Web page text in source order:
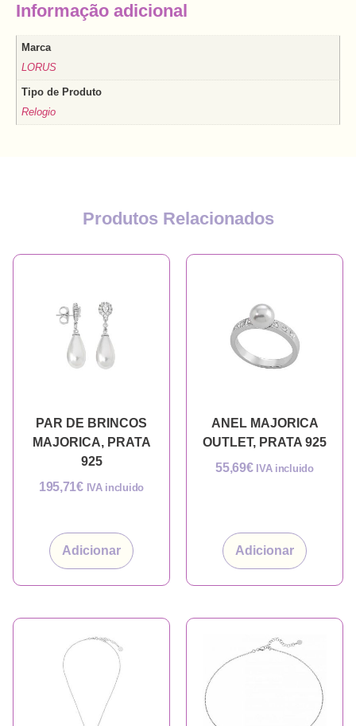
Informação adicional
Marca
LORUS
Tipo de Produto
Relogio
Produtos Relacionados
PAR DE BRINCOS
MAJORICA, PRATA
925
195,71€ IVA incluido
Adicionar
ANEL MAJORICA
OUTLET, PRATA 925
55,69€ IVA incluido
Adicionar